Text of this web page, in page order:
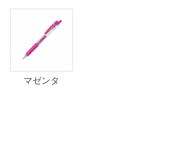
マゼンタ